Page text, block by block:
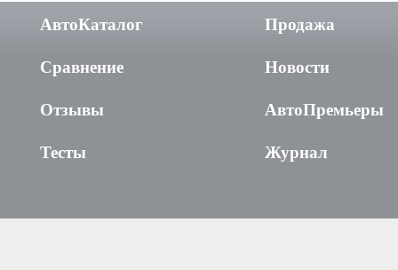
АвтоКаталог
Сравнение
Отзывы
Тесты
Продажа
Новости
АвтоПремьеры
Журнал